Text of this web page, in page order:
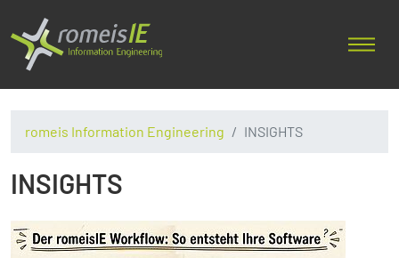
romeis Information Engineering INSIGHTS
INSIGHTS